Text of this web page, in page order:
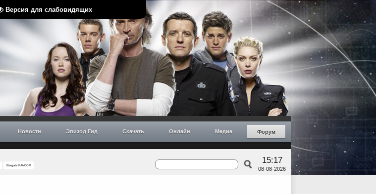
Версия для слабовидящих
Новости Эпизод Гид Скачать Онлайн Медиа Форум
Stargate FANDOM
15:17
08-08-2026